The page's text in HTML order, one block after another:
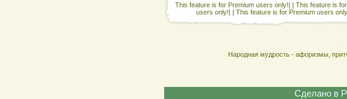
This feature is for Premium users only!| | This feature is
users only!| | This feature is for Premium users
Народная мудрость - афоризмы,
Сделано в